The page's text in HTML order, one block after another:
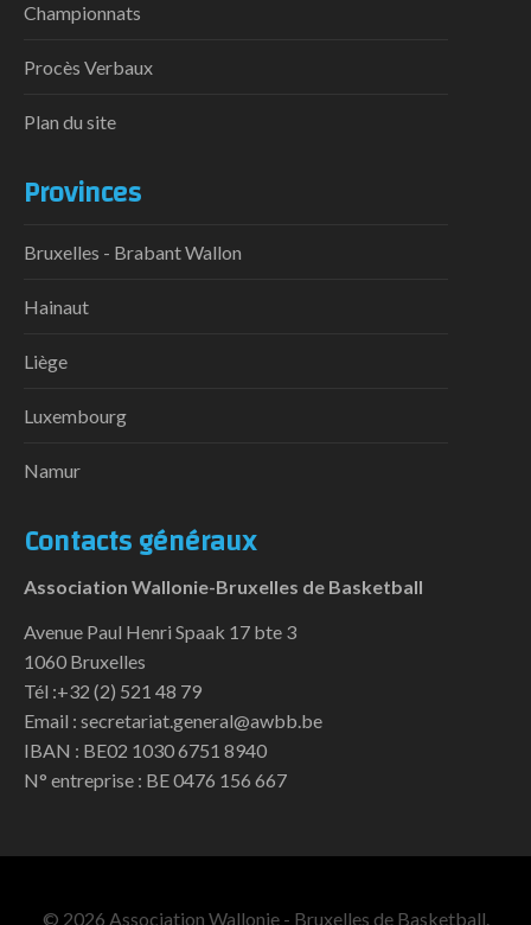
Championnats
Procès Verbaux
Plan du site
Provinces
Bruxelles - Brabant Wallon
Hainaut
Liège
Luxembourg
Namur
Contacts généraux
Association Wallonie-Bruxelles de Basketball
Avenue Paul Henri Spaak 17 bte 3
1060 Bruxelles
Tél :+32 (2) 521 48 79
Email : secretariat.general@awbb.be
IBAN : BE02 1030 6751 8940
N° entreprise : BE 0476 156 667
© 2026 Association Wallonie - Bruxelles de Basketball.